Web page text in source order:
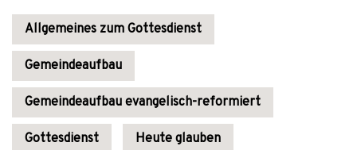
Allgemeines zum Gottesdienst
Gemeindeaufbau
Gemeindeaufbau evangelisch-reformiert
Gottesdienst Heute glauben